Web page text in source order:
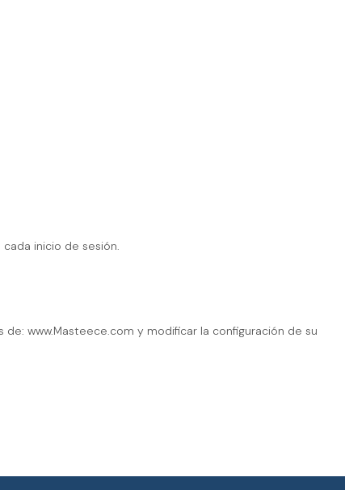
inicio de sesión.
www.Masteece.com y modificar la configuración de su